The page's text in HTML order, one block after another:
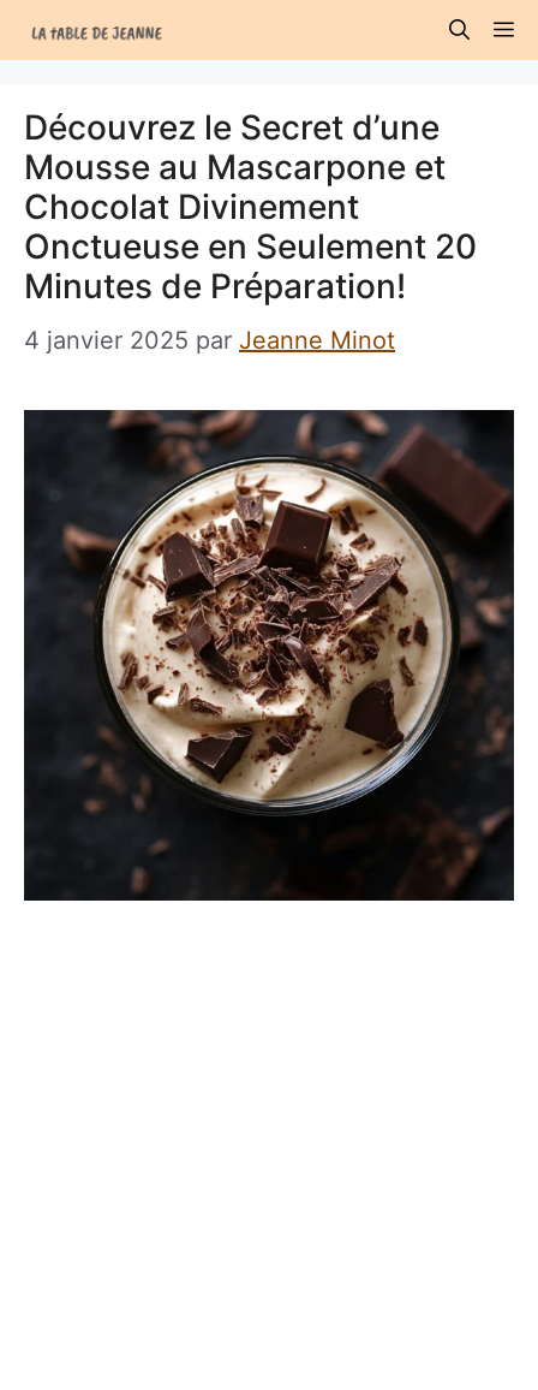
au
Découvrez le Secret d’une
Mousse au Mascarpone et
Chocolat Divinement
Onctueuse en Seulement 20
Minutes de Préparation!
4 janvier 2025 par Jeanne Minot